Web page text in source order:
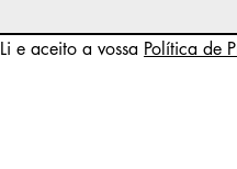
Li e aceito a vossa Política de